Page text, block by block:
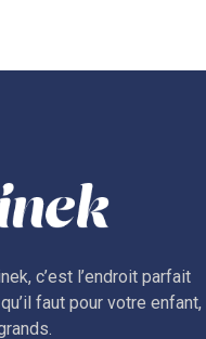
c’est l’endroit parfait
faut pour votre enfant,